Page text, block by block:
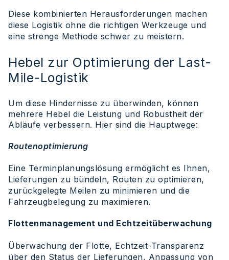
Diese kombinierten Herausforderungen machen
diese Logistik ohne die richtigen Werkzeuge und
eine strenge Methode schwer zu meistern.
Hebel zur Optimierung der Last-
Mile-Logistik
Um diese Hindernisse zu überwinden, können
mehrere Hebel die Leistung und Robustheit der
Abläufe verbessern. Hier sind die Hauptwege:
Routenoptimierung
Eine Terminplanungslösung ermöglicht es Ihnen,
Lieferungen zu bündeln, Routen zu optimieren,
zurückgelegte Meilen zu minimieren und die
Fahrzeugbelegung zu maximieren.
Flottenmanagement und Echtzeitüberwachung
Überwachung der Flotte, Echtzeit-Transparenz
über den Status der Lieferungen, Anpassung von